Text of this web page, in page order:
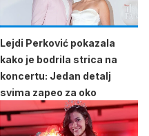
Lejdi Perković pokazala
kako je bodrila strica na
koncertu: Jedan detalj
svima zapeo za oko